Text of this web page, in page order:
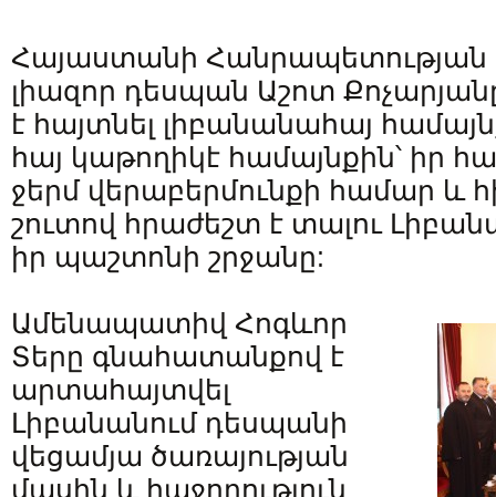
Հայաստանի
լիազոր դեսպան Աշոտ
է հայտնել լիբանանահայ
հայ կաթողիկէ համայնքին՝ իր
ջերմ վերաբերմունքի համար և
շուտով հրաժեշտ է տալու
իր պաշտոնի շրջանը:
Ամենապատիվ Հոգևոր
Տերը գնահատանքով է
արտահայտվել
Լիբանանում դեսպանի
վեցամյա ծառայության
մասին և հաջողություն